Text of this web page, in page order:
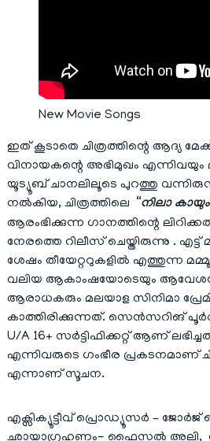
New Movie Songs
ഇത് കൂടാതെ ചിത്രത്തിന്റെ ആദ്യ
വിനായകന്റെ അഭിമുഖം എന്നിവയും
യൂട്യൂബ് ചാനലിലൂടെ പുറത്തു
നൽകിയ, ചിത്രത്തിലെ “നിലാ കായും
ആരംഭിക്കുന്ന ഗാനത്തിന്റെ
നേരത്തെ റിലീസ് ചെയ്തിരുന്നു .
ശേഷം തീയേറ്ററുകളിൽ എത്തുന്ന
വലിയ ആകാംഷയോടെയും
ആരാധകരും മലയാള സിനിമാ
കാത്തിരിക്കുന്നത്. സെൻസറിങ്
U/A 16+ സർട്ടിഫിക്കറ്റ് ആണ്
എന്നിവരുടെ ഗംഭീര പ്രകടനമാണ്
എന്നാണ് സൂചന.
എക്സിക്യൂട്ടീവ് പ്രൊഡ്യൂസർ – ജോർജ്
ഛായാഗ്രഹണം- ഫൈസൽ അലി,